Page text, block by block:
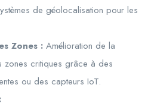
de géolocalisation pour les
Zones : Amélioration de la
zones critiques grâce à des
ou des capteurs IoT.